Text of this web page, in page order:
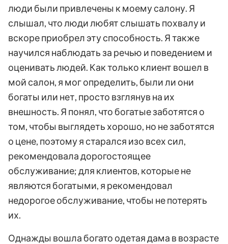
люди были привлечены к моему салону. Я
слышал, что люди любят слышать похвалу и
вскоре приобрел эту способность. Я также
научился наблюдать за речью и поведением и
оценивать людей. Как только клиент вошел в
мой салон, я мог определить, были ли они
богаты или нет, просто взглянув на их
внешность. Я понял, что богатые заботятся о
том, чтобы выглядеть хорошо, но не заботятся
о цене, поэтому я старался изо всех сил,
рекомендовала дорогостоящее
обслуживание; для клиентов, которые не
являются богатыми, я рекомендовал
недорогое обслуживание, чтобы не потерять
их.
Однажды вошла богато одетая дама в возрасте